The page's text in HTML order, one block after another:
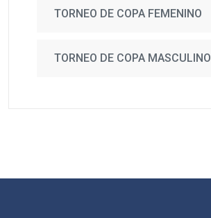
TORNEO DE COPA FEMENINO
TORNEO DE COPA MASCULINO